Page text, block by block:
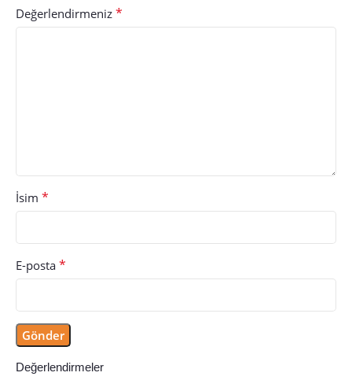
Değerlendirmeler
Değerlendirmeniz *
İsim *
E-posta *